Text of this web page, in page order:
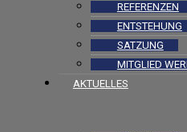
REFERENZEN
ENTSTEHUNG
SATZUNG
MITGLIED
AKTUELLES